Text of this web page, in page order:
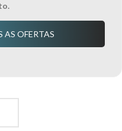
AS OFERTAS